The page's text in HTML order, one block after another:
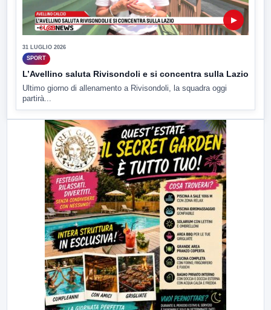
▶
31 LUGLIO 2026
SPORT
L’Avellino saluta Rivisondoli e si concentra sulla Lazio
Ultimo giorno di allenamento a Rivisondoli, la squadra oggi
partirà...